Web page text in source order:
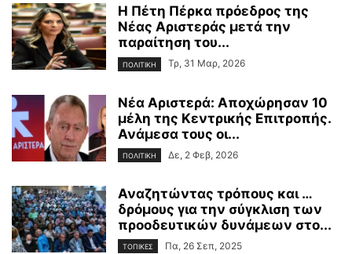
Η Πέτη Πέρκα πρόεδρος της
Νέας Αριστεράς μετά την
παραίτηση του...
ΠΟΛΙΤΙΚΗ Τρ, 31 Μαρ, 2026
Νέα Αριστερά: Αποχώρησαν 10
μέλη της Κεντρικής Επιτροπής.
Ανάμεσα τους οι...
ΠΟΛΙΤΙΚΗ Δε, 2 Φεβ, 2026
Αναζητώντας τρόπους και …
δρόμους για την σύγκλιση των
προοδευτικών δυνάμεων στο...
ΤΟΠΙΚΕΣ Πα, 26 Σεπ, 2025